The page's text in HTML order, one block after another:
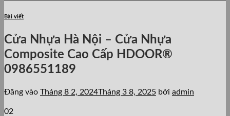
Bài viết
Cửa Nhựa Hà Nội – Cửa Nhựa
Composite Cao Cấp HDOOR®
0986551189
Đăng vào Tháng 8 2, 2024Tháng 3 8, 2025 bởi admin
02